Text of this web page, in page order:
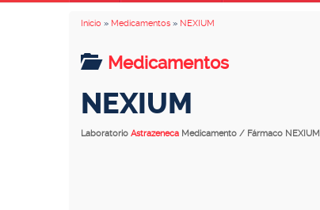
Inicio » Medicamentos » NEXIUM
Medicamentos
NEXIUM
Laboratorio Astrazeneca Medicamento / Fármaco NEXIUM